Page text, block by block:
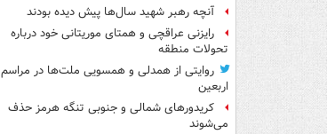
آنچه رهبر شهید سال‌ها پیش دیده بودند
رایزنی عراقچی و همتای موریتانی خود درباره
تحولات منطقه
روایتی از همدلی و همسویی ملت‌ها در مراسم
اربعین
کریدورهای شمالی و جنوبی تنگه هرمز حذف
می‌شوند